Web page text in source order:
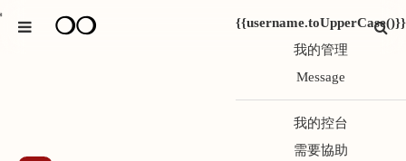
❍❍
{{username.toUpperCase()}}
我的管理
Message
我的控台
需要協助